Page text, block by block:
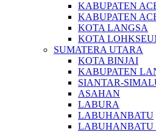
KABUPATEN
KABUPATEN
KOTA LANGSA
KOTA
SUMATERA UTARA
KOTA BINJAI
KABUPATEN
SIANTAR-
ASAHAN
LABURA
LABUHANBATU
LABUHANBATU